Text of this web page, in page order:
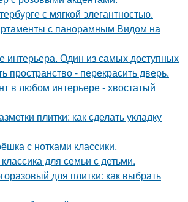
с мягкой элегантностью.
с панорамным Видом на
интерьера. Один из самых доступных
пространство - перекрасить дверь.
в любом интерьере - хвостатый
плитки: как сделать укладку
с нотками классики.
для семьи с детьми.
для плитки: как выбрать